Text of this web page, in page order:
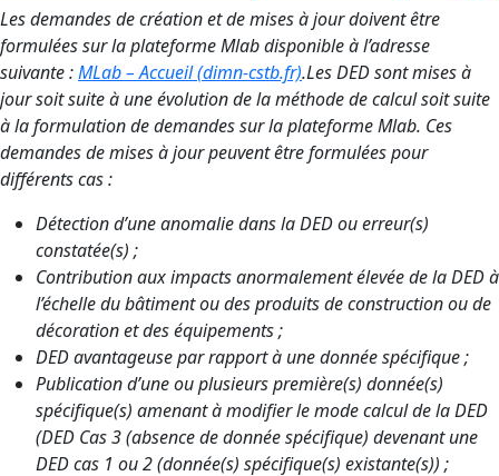
Les demandes de création et de mises à jour doivent être
formulées sur la plateforme Mlab disponible à l’adresse
suivante :MLab – Accueil (dimn-cstb.fr).Les DED sont mises à
jour soit suite à une évolution de la méthode de calcul soit suite
à la formulation de demandes sur la plateforme Mlab. Ces
demandes de mises à jour peuvent être formulées pour
différents cas :
Détection d’une anomalie dans la DED ou erreur(s)
constatée(s) ;
Contribution aux impacts anormalement élevée de la DED à
l’échelle du bâtiment ou des produits de construction ou de
décoration et des équipements ;
DED avantageuse par rapport à une donnée spécifique ;
Publication d’une ou plusieurs première(s) donnée(s)
spécifique(s) amenant à modifier le mode calcul de la DED
(DED Cas 3 (absence de donnée spécifique) devenant une
DED cas 1 ou 2 (donnée(s) spécifique(s) existante(s)) ;